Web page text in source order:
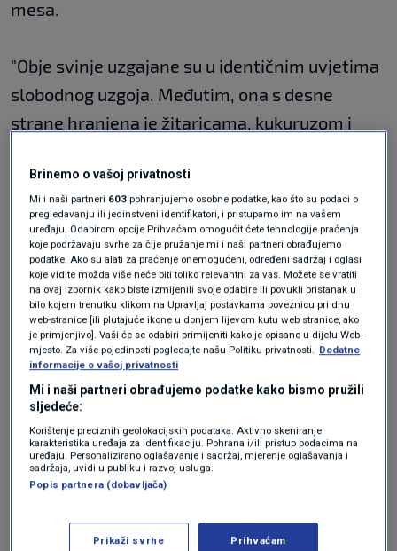
mesa.
"Obje svinje uzgajane su u identičnim uvjetima
slobodnog uzgoja. Međutim, ona s desne
strane hranjena je žitaricama, kukuruzom i
ishranu. Ovo pruža uvid u to kako prehrana
temeljena na žitaricama, soji i kukuruzu može
utjecati na naša tijela", napisao je Wielicki.
Both pigs were raised under identical free-range conditions.
However, the one on the right was supplemented with a
grain, corn, and soy-based feed, while the one on the left
was allowed to forage naturally. This offers a glimpse into
pic.twitter.com/HpNqe391KP
Brinemo o vašoj privatnosti
Mi i naši partneri 603 pohranjujemo osobne podatke, kao što su podaci o
pregledavanju ili jedinstveni identifikatori, i pristupamo im na vašem
uređaju. Odabirom opcije Prihvaćam omogućit ćete tehnologije praćenja
koje podržavaju svrhe za čije pružanje mi i naši partneri obrađujemo
podatke. Ako su alati za praćenje onemogućeni, određeni sadržaj i oglasi
koje vidite možda više neće biti toliko relevantni za vas. Možete se vratiti
na ovaj izbornik kako biste izmijenili svoje odabire ili povukli pristanak u
bilo kojem trenutku klikom na Upravljaj postavkama poveznicu pri dnu
web-stranice [ili plutajuće ikone u donjem lijevom kutu web stranice, ako
je primjenjivo]. Vaši će se odabiri primijeniti kako je opisano u dijelu Web-
mjesto. Za više pojedinosti pogledajte našu Politiku privatnosti. Dodatne
informacije o vašoj privatnosti
Mi i naši partneri obrađujemo podatke kako bismo pružili
sljedeće:
Korištenje preciznih geolokacijskih podataka. Aktivno skeniranje
karakteristika uređaja za identifikaciju. Pohrana i/ili pristup podacima na
uređaju. Personalizirano oglašavanje i sadržaj, mjerenje oglašavanja i
sadržaja, uvidi u publiku i razvoj usluga.
Popis partnera (dobavljača)
Prikaži svrhe Prihvaćam